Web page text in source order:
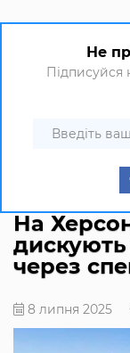
Не
Підписуйся
На
дискують
через
8 липня 2025